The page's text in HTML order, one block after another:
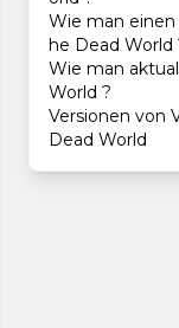
Wie man
he Dead World
Wie man
World ?
Versionen von
Dead World